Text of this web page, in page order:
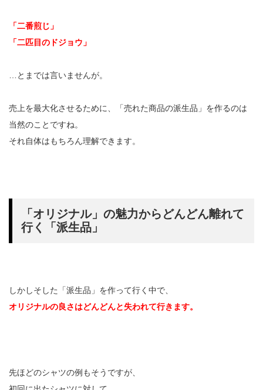
「二番煎じ」
「二匹目のドジョウ」
…とまでは言いませんが。
売上を最大化させるために、「売れた商品の派生品」を作るのは
当然のことですね。
それ自体はもちろん理解できます。
「オリジナル」の魅力からどんどん離れて
行く「派生品」
しかしそした「派生品」を作って行く中で、
オリジナルの良さはどんどんと失われて行きます。
先ほどのシャツの例もそうですが、